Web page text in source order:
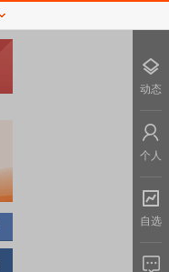
动态
个人
自选